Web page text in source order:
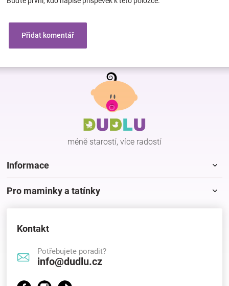
Přidat komentář
Z
méně starostí, více radostí
Informace
Pro maminky a tatínky
Kontakt
Potřebujete poradit?
info@dudlu.cz